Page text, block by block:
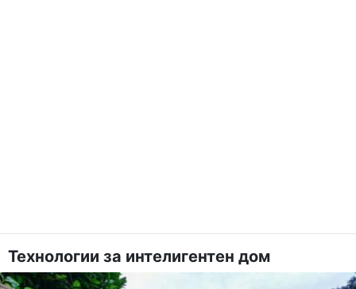
Технологии за интелигентен дом